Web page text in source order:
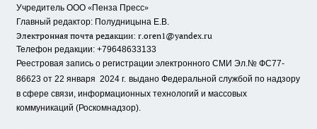
Учредитель ООО «Пенза Пресс»
Главный редактор: Полудницына Е.В.
Электронная почта редакции: r.oren1@yandex.ru
Телефон редакции: +79648633133
Реестровая запись о регистрации электронного СМИ Эл.№ ФС77-
86623 от 22 января 2024 г. выдано Федеральной службой по надзору
в сфере связи, информационных технологий и массовых
коммуникаций (Роскомнадзор).